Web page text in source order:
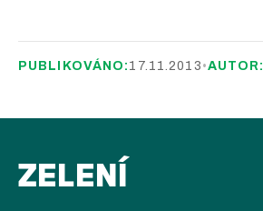
PUBLIKOVÁNO: 17.11.2013 •AUTOR:
ZELENÍ